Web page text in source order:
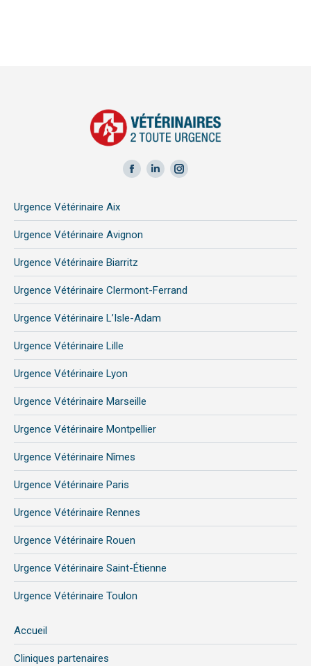
Facebook
in
new
window
LinkedIn
new
Instagram
new
Urgence Vétérinaire Aix
Urgence Vétérinaire Avignon
Urgence Vétérinaire Biarritz
Urgence Vétérinaire Clermont-Ferrand
Urgence Vétérinaire L’Isle-Adam
Urgence Vétérinaire Lille
Urgence Vétérinaire Lyon
Urgence Vétérinaire Marseille
Urgence Vétérinaire Montpellier
Urgence Vétérinaire Nîmes
Urgence Vétérinaire Paris
Urgence Vétérinaire Rennes
Urgence Vétérinaire Rouen
Urgence Vétérinaire Saint-Étienne
Urgence Vétérinaire Toulon
Accueil
Cliniques partenaires